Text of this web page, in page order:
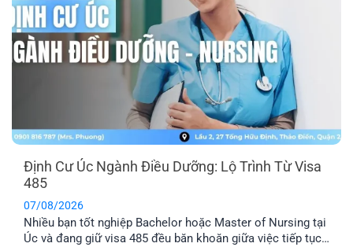
Định Cư Úc Ngành Điều Dưỡng: Lộ Trình Từ Visa
485
07/08/2026
Nhiều bạn tốt nghiệp Bachelor hoặc Master of Nursing tại
Úc và đang giữ visa 485 đều băn khoăn giữa việc tiếp tục